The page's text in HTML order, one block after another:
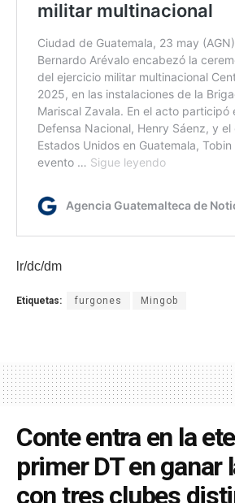
lr/dc/dm
Etiquetas: furgones Mingob
Conte entra en la
primer DT en ganar
con tres clubes